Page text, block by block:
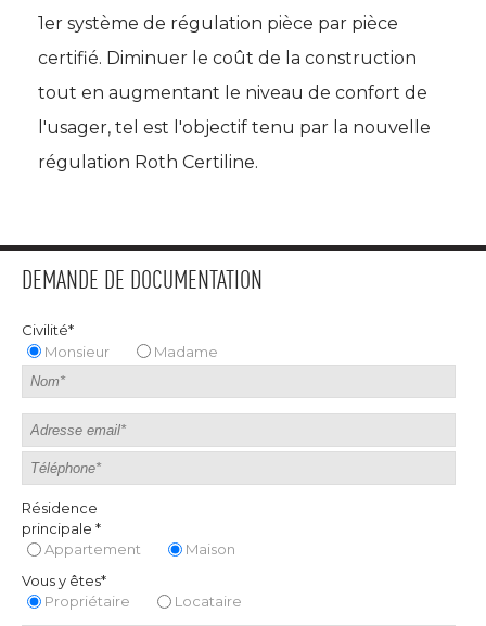
1er système de régulation pièce par pièce
certifié. Diminuer le coût de la construction
tout en augmentant le niveau de confort de
l'usager, tel est l'objectif tenu par la nouvelle
régulation Roth Certiline.
DEMANDE DE DOCUMENTATION
Civilité*
Monsieur
Madame
Résidence
principale *
Appartement
Maison
Vous y êtes*
Propriétaire
Locataire